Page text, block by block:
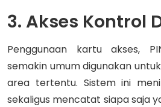
3. Akses Kontrol
Penggunaan kartu akses,
semakin umum digunakan
area tertentu. Sistem ini
sekaligus mencatat siapa saja